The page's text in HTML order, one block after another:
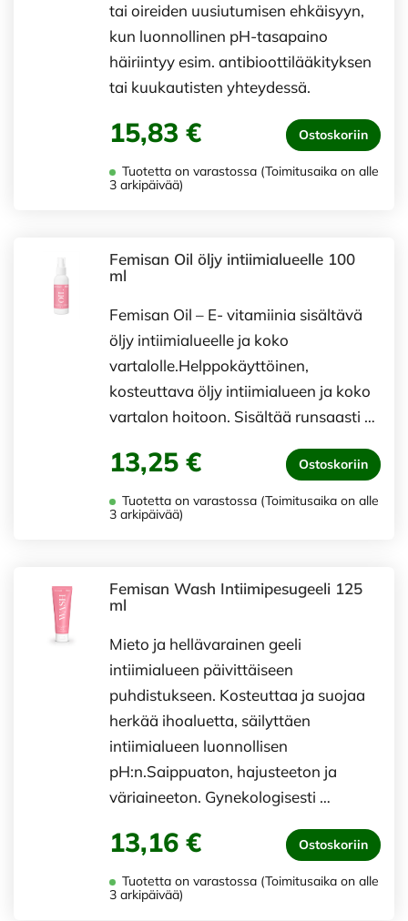
tai oireiden uusiutumisen ehkäisyyn,
kun luonnollinen pH-tasapaino
häiriintyy esim. antibioottilääkityksen
tai kuukautisten yhteydessä.
15,83 € Ostoskoriin
Tuotetta on varastossa (Toimitusaika on alle
3 arkipäivää)
Femisan Oil öljy intiimialueelle 100
ml
Femisan Oil – E- vitamiinia sisältävä
öljy intiimialueelle ja koko
vartalolle.Helppokäyttöinen,
kosteuttava öljy intiimialueen ja koko
vartalon hoitoon. Sisältää runsaasti …
13,25 € Ostoskoriin
Tuotetta on varastossa (Toimitusaika on alle
3 arkipäivää)
Femisan Wash Intiimipesugeeli 125
ml
Mieto ja hellävarainen geeli
intiimialueen päivittäiseen
puhdistukseen. Kosteuttaa ja suojaa
herkää ihoaluetta, säilyttäen
intiimialueen luonnollisen
pH:n.Saippuaton, hajusteeton ja
väriaineeton. Gynekologisesti …
13,16 € Ostoskoriin
Tuotetta on varastossa (Toimitusaika on alle
3 arkipäivää)